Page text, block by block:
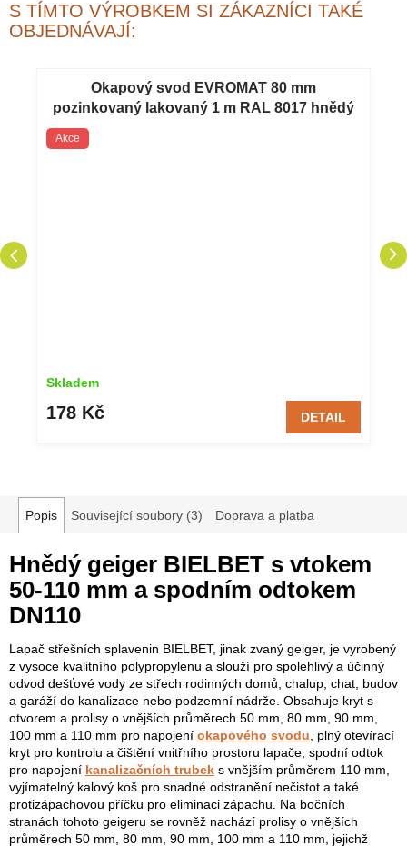
S TÍMTO VÝROBKEM SI ZÁKAZNÍCI TAKÉ
OBJEDNÁVAJÍ:
Okapový svod EVROMAT 80 mm
pozinkovaný lakovaný 1 m RAL 8017 hnědý
Akce
Skladem
178 Kč DETAIL
Popis Související soubory (3) Doprava a platba
Hnědý geiger BIELBET s vtokem
50-110 mm a spodním odtokem
DN110
Lapač střešních splavenin BIELBET, jinak zvaný geiger, je vyrobený
z vysoce kvalitního polypropylenu a slouží pro spolehlivý a účinný
odvod dešťové vody ze střech rodinných domů, chalup, chat, budov
a garáží do kanalizace nebo podzemní nádrže. Obsahuje kryt s
otvorem a prolisy o vnějších průměrech 50 mm, 80 mm, 90 mm,
100 mm a 110 mm pro napojení okapového svodu , plný otevírací
kryt pro kontrolu a čištění vnitřního prostoru lapače, spodní odtok
pro napojení kanalizačních trubek s vnějším průměrem 110 mm,
vyjímatelný kalový koš pro snadné odstranění nečistot a také
protizápachovou příčku pro eliminaci zápachu. Na bočních
stranách tohoto geigeru se rovněž nachází prolisy o vnějších
průměrech 50 mm, 80 mm, 90 mm, 100 mm a 110 mm, jejichž